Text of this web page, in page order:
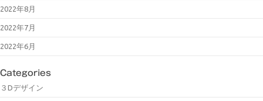
2022年8月
2022年7月
2022年6月
Categories
３Dデザイン